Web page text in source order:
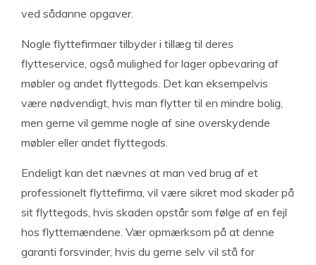
ved sådanne opgaver.
Nogle flyttefirmaer tilbyder i tillæg til deres
flytteservice, også mulighed for lager opbevaring af
møbler og andet flyttegods. Det kan eksempelvis
være nødvendigt, hvis man flytter til en mindre bolig,
men gerne vil gemme nogle af sine overskydende
møbler eller andet flyttegods.
Endeligt kan det nævnes at man ved brug af et
professionelt flyttefirma, vil være sikret mod skader på
sit flyttegods, hvis skaden opstår som følge af en fejl
hos flyttemændene. Vær opmærksom på at denne
garanti forsvinder, hvis du gerne selv vil stå for